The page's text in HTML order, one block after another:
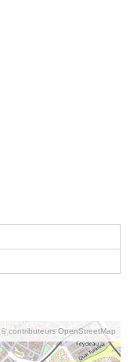
© contributeurs OpenStreetMap